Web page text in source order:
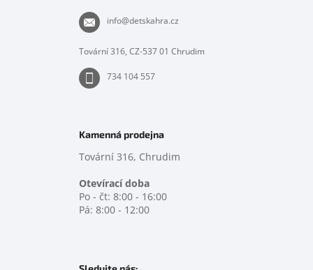
info@detskahra.cz
Tovární 316, CZ-537 01 Chrudim
734 104 557
Kamenná prodejna
Tovární 316, Chrudim
Otevírací doba
Po - čt: 8:00 - 16:00
Pá: 8:00 - 12:00